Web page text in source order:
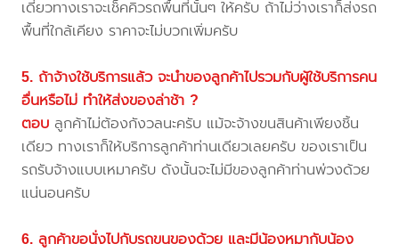
เดี๋ยวทางเราจะเช็คคิวรถพื้นที่นั้นๆ ให้ครับ ถ้าไม่ว่างเราก็ส่งรถ
พื้นที่ใกล้เคียง ราคาจะไม่บวกเพิ่มครับ
5. ถ้าจ้างใช้บริการแล้ว จะนำของลูกค้าไปรวมกับผู้ใช้บริการคน
อื่นหรือไม่ ทำให้ส่งของล่าช้า ?
ตอบ ลูกค้าไม่ต้องกังวลนะครับ แม้จะจ้างขนสินค้าเพียงชิ้น
เดียว ทางเราก็ให้บริการลูกค้าท่านเดียวเลยครับ ของเราเป็น
รถรับจ้างแบบเหมาครับ ดังนั้นจะไม่มีของลูกค้าท่านพ่วงด้วย
แน่นอนครับ
6. ลูกค้าขอนั่งไปกับรถขนของด้วย และมีน้องหมากับน้อง